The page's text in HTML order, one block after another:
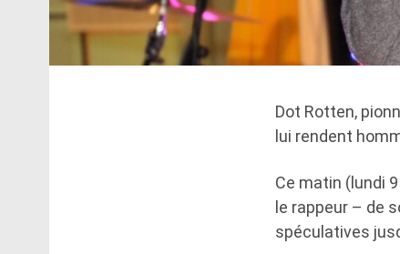
Dot Rotten,
lui rendent
Ce matin (lundi
le rappeur – de
spéculatives